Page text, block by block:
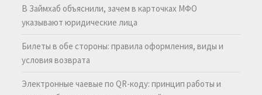
В Займхаб объяснили, зачем в карточках МФО
указывают юридические лица
Билеты в обе стороны: правила оформления, виды и
условия возврата
Электронные чаевые по QR-коду: принцип работы и